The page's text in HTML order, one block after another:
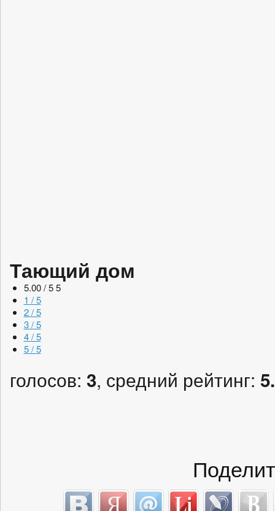
Тающий дом
5.00 / 5 5
1 / 5
2 / 5
3 / 5
4 / 5
5 / 5
голосов: 3, средний рейтинг: